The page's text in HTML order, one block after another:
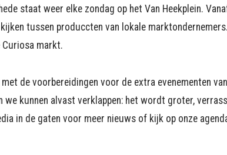
staat weer elke zondag op het Van Heekplein.
tussen produccten van lokale
Curiosa markt.
de voorbereidingen voor de extra evenementen
we kunnen alvast verklappen: het wordt groter,
in de gaten voor meer nieuws of kijk op onze